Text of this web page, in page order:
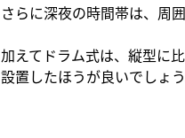
さらに深夜の時間帯は、周
加えてドラム式は、縦型に
設置したほうが良いでしょう